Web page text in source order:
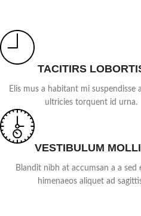
TACITIRS
Elis mus a habitant mi suspendisse
ultricies torquent id urna.
VESTIBULUM
Blandit nibh at accumsan a a sed
himenaeos aliquet ad